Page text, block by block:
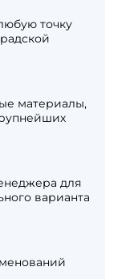
точку
материалы,
для
варианта